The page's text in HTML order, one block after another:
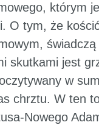
którym
O tym, że
skutkami jest
w
chrztu. W ten
Nowego